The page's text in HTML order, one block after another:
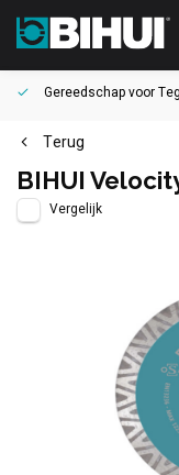
Gereedschap voor
Terug
BIHUI
Vergelijk